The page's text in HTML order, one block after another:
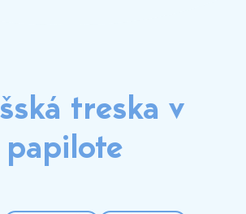
treska v
papilote